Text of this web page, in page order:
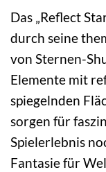
Das „Reflect
durch seine
von Sternen-
Elemente mit
spiegelnden
sorgen für
Spielerlebnis
Fantasie für